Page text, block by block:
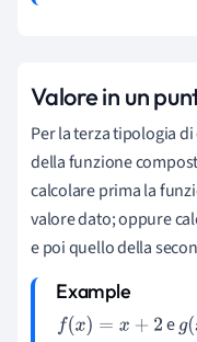
Valore in un
Per la terza tipologia
della funzione
calcolare prima la
valore dato; oppure
e poi quello della
f(x)=x +2 eg(